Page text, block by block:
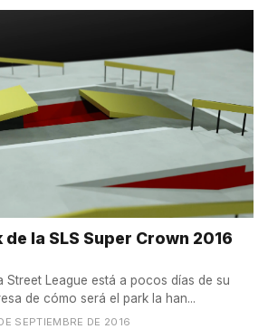
la SLS Super Crown 2016
Street League está a pocos días de su
de cómo será el park la han...
SEPTIEMBRE DE 2016